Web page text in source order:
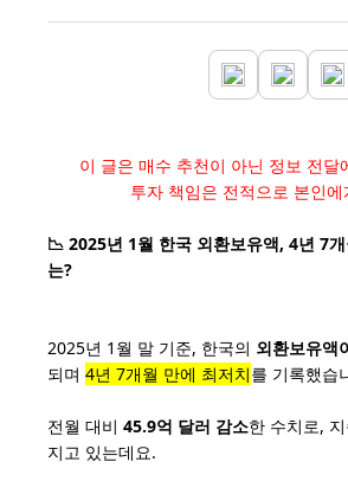
이 글은 매수 추천이 아닌 정보 전달
투자 책임은 전적으로 본인
📉 2025년 1월 한국 외환보유액, 4년 7
는?
2025년 1월 말 기준, 한국의 외환보유액
되며 4년 7개월 만에 최저치를 기록했습
전월 대비 45.9억 달러 감소한 수치로,
지고 있는데요.